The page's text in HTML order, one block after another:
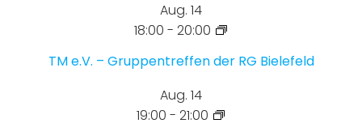
Aug. 14
18:00 - 20:00
TM e.V. – Gruppentreffen der RG Bielefeld
Aug. 14
19:00 - 21:00